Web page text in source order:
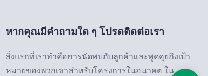
หากคุณมีคำถามใด ๆ โปรดติดต่อเรา
สิ่งแรกที่เราทำคือการนัดพบกับลูกค้าและพูดคุยถึงเป้า
หมายของพวกเขาสำหรับโครงการในอนาคต ใน